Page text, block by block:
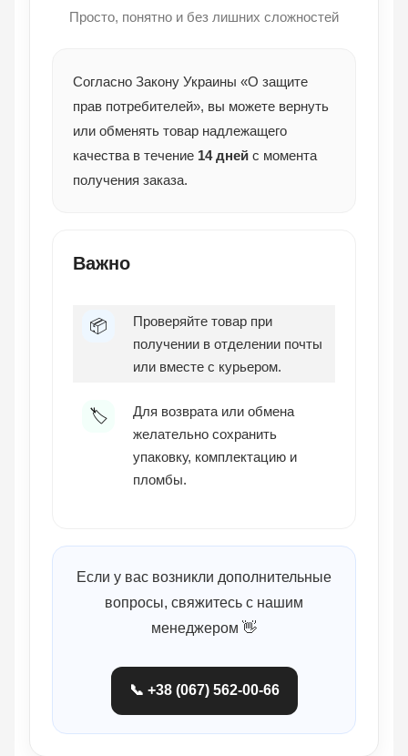
Просто, понятно и без лишних сложностей
Согласно Закону Украины «О защите
прав потребителей», вы можете вернуть
или обменять товар надлежащего
качества в течение 14 дней с момента
получения заказа.
Важно
📦
Проверяйте товар при
получении в отделении почты
или вместе с курьером.
🏷️
Для возврата или обмена
желательно сохранить
упаковку, комплектацию и
пломбы.
Если у вас возникли дополнительные
вопросы, свяжитесь с нашим
менеджером 👋
📞 +38 (067) 562-00-66